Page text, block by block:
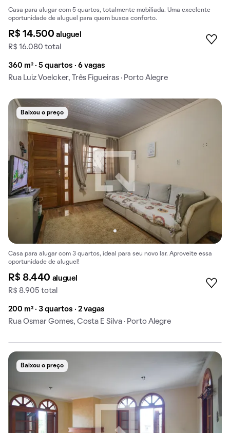
Casa para alugar com 5 quartos, totalmente mobiliada. Uma excelente
oportunidade de aluguel para quem busca conforto.
R$ 14.500aluguel
R$ 16.080 total
360 m² · 5 quartos · 6 vagas
Rua Luiz Voelcker, Três Figueiras · Porto Alegre
Baixou o preço
Casa para alugar com 3 quartos, ideal para seu novo lar. Aproveite essa
oportunidade de aluguel!
R$ 8.440 aluguel
R$ 8.905 total
200 m² · 3 quartos · 2 vagas
Rua Osmar Gomes, Costa E Silva · Porto Alegre
Baixou o preço